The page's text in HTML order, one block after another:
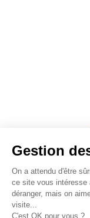
Raison sociale : ECF
SIREN: 312379266 -
Siège social : RN 11 - Rte